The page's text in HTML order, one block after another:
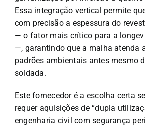
Essa integração vertical permite
com precisão a espessura do
— o fator mais crítico para a
—, garantindo que a malha atenda
padrões ambientais antes mesmo
soldada.
Este fornecedor é a escolha certa
requer aquisições de “dupla
engenharia civil com segurança